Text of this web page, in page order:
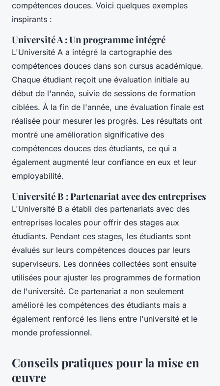
compétences douces. Voici quelques exemples
inspirants :
Université A : Un programme intégré
L'Université A a intégré la cartographie des
compétences douces dans son cursus académique.
Chaque étudiant reçoit une évaluation initiale au
début de l'année, suivie de sessions de formation
ciblées. À la fin de l'année, une évaluation finale est
réalisée pour mesurer les progrès. Les résultats ont
montré une amélioration significative des
compétences douces des étudiants, ce qui a
également augmenté leur confiance en eux et leur
employabilité.
Université B : Partenariat avec des entreprises
L'Université B a établi des partenariats avec des
entreprises locales pour offrir des stages aux
étudiants. Pendant ces stages, les étudiants sont
évalués sur leurs compétences douces par leurs
superviseurs. Les données collectées sont ensuite
utilisées pour ajuster les programmes de formation
de l'université. Ce partenariat a non seulement
amélioré les compétences des étudiants mais a
également renforcé les liens entre l'université et le
monde professionnel.
Conseils pratiques pour la mise en
œuvre